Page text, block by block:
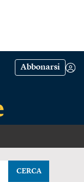
Abbonarsi
CERCA